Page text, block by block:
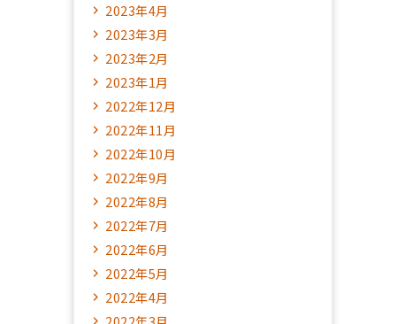
2023年4月
2023年3月
2023年2月
2023年1月
2022年12月
2022年11月
2022年10月
2022年9月
2022年8月
2022年7月
2022年6月
2022年5月
2022年4月